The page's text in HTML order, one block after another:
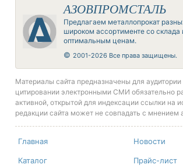
АЗОВПРОМСТАЛЬ
Предлагаем металлопрокат
широком ассортименте со склада
оптимальным ценам.
© 2001-2026 Все права защищены.
Материалы сайта предназначены для
цитировании электронными СМИ обязательно
активной, открытой для индексации ссылки на
редакции сайта может не совпадать с мнением
Главная Новости
Каталог Прайс-лист